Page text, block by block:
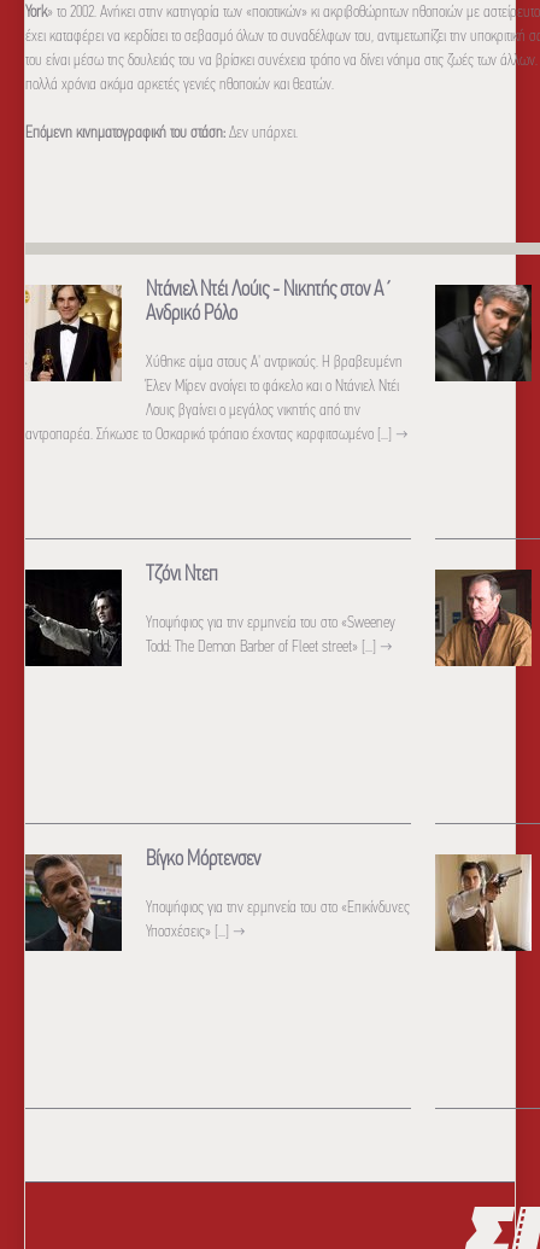
York» το 2002. Ανήκει στην κατηγορία των «ποιοτικών» κι ακριβοθώρητων ηθοποιών με
έχει καταφέρει να κερδίσει το σεβασμό όλων το συναδέλφων του, αντιμετωπίζει την υποκριτική
του είναι μέσω της δουλειάς του να βρίσκει συνέχεια τρόπο να δίνει νόημα στις ζωές των άλλων.
πολλά χρόνια ακόμα αρκετές γενιές ηθοποιών και θεατών.
Επόμενη κινηματογραφική του στάση: Δεν υπάρχει.
Ντάνιελ Ντέι Λούις - Νικητής στον Α΄
Ανδρικό Ρόλο
Χύθηκε αίμα στους Α' αντρικούς. Η βραβευμένη
Έλεν Μίρεν ανοίγει το φάκελο και ο Ντάνιελ Ντέι
Λουις βγαίνει ο μεγάλος νικητής από την
αντροπαρέα. Σήκωσε το Οσκαρικό τρόπαιο έχοντας καρφιτσωμένο [...] →
Τζόνι Ντεπ
Yποψήφιος για την ερμηνεία του στο «Sweeney
Todd: The Demon Barber of Fleet street» [...] →
Βίγκο Μόρτενσεν
Yποψήφιος για την ερμηνεία του στο «Επικίνδυνες
Υποσχέσεις» [...] →